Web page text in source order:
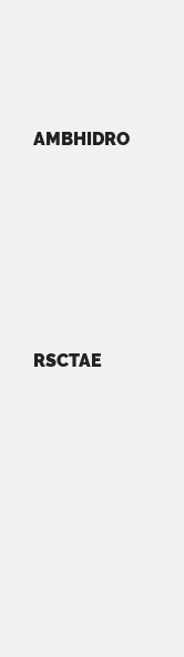
AMBHIDRO
RSCTAE